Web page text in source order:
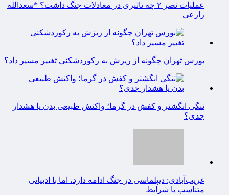
عملیات نصر ۲ چه تاثیری در معادلات جنگ داشت؟ *سعدالله
زارعی
بورس تهران چگونه از ریزش به رکوردشکنی تغییر مسیر داد؟
تنگی انگشتر و کفش در گرما؛ واکنش طبیعی بدن یا هشدار
جدی؟
غریب‌آبادی: دیپلماسی در جنگ ادامه دارد، اما با ادبیاتی
متناسب با شرایط